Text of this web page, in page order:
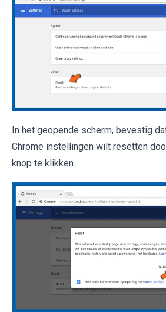
In het geopende scherm, bevestig
Chrome instellingen wilt resetten
knop te klikken.